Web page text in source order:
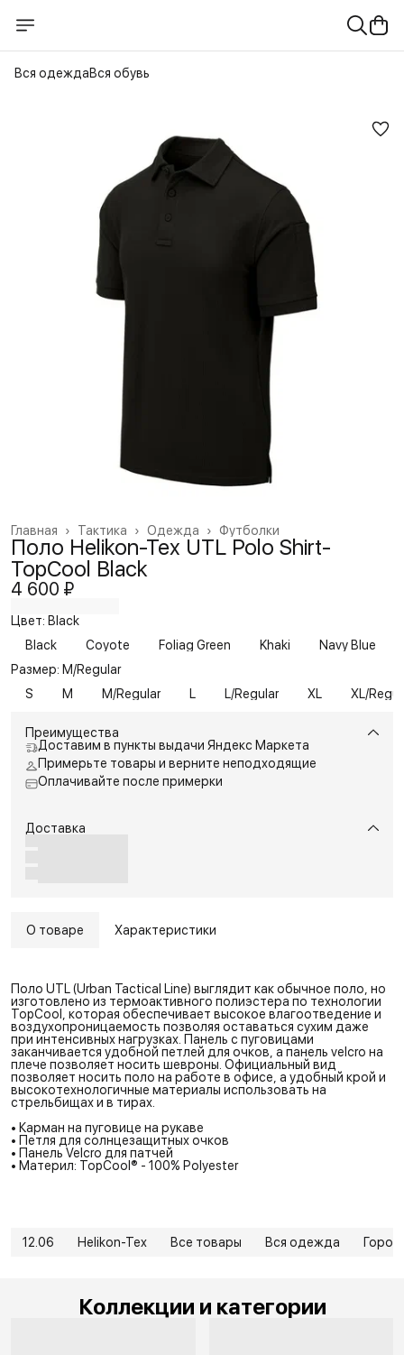
Вся одеждаВся обувь
Футболки
Одежда ›
Тактика ›
Главная ›
Поло Helikon-Tex UTL Polo Shirt-
TopCool Black
4 600 ₽
Цвет: Black
Black
Coyote Foliag Green Khaki
Navy Blue
Размер: M/Regular
S
M M/Regular L L/Regular XL XL/
Преимущества
Доставим в пункты выдачи Яндекс Маркета
Примерьте товары и верните неподходящие
Оплачивайте после примерки
Доставка
О товаре Характеристики
Поло UTL (Urban Tactical Line) выглядит как обычное поло, но
изготовлено из термоактивного полиэстера по технологии
TopCool, которая обеспечивает высокое влагоотведение и
воздухопроницаемость позволяя оставаться сухим даже
при интенсивных нагрузках. Панель с пуговицами
заканчивается удобной петлей для очков, а панель velcro на
плече позволяет носить шевроны. Официальный вид
позволяет носить поло на работе в офисе, а удобный крой и
высокотехнологичные материалы использовать на
стрельбищах и в тирах.
• Карман на пуговице на рукаве
• Петля для солнцезащитных очков
• Панель Velcro для патчей
• Материл: TopCool® - 100% Polyester
12.06 Helikon-Tex Все товары Вся одежда Город
Коллекции и категории